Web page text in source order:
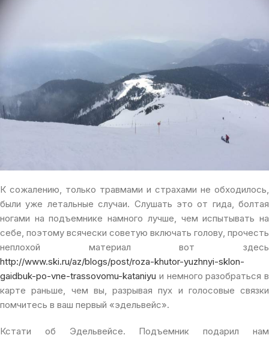
К сожалению, только травмами и страхами не обходилось,
были уже летальные случаи. Слушать это от гида, болтая
ногами на подъемнике намного лучше, чем испытывать на
себе, поэтому всячески советую включать голову, прочесть
неплохой материал вот здесь
http://www.ski.ru/az/blogs/post/roza-khutor-yuzhnyi-sklon-
gaidbuk-po-vne-trassovomu-kataniyu и немного разобраться в
карте раньше, чем вы, разрывая пух и голосовые связки
помчитесь в ваш первый «эдельвейс».
Кстати об Эдельвейсе. Подъемник подарил нам